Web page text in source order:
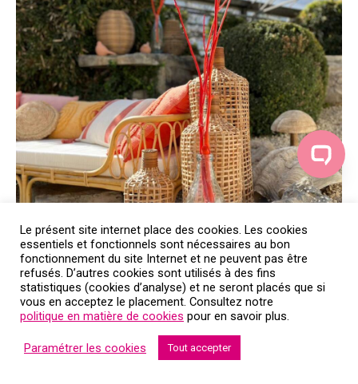
Le présent site internet place des cookies. Les cookies
essentiels et fonctionnels sont nécessaires au bon
fonctionnement du site Internet et ne peuvent pas être
refusés. D’autres cookies sont utilisés à des fins
statistiques (cookies d’analyse) et ne seront placés que si
vous en acceptez le placement. Consultez notre
politique en matière de cookies pour en savoir plus.
Paramétrer les cookies Tout accepter